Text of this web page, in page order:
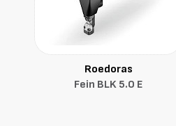
Roedoras
Fein BLK 5.0 E